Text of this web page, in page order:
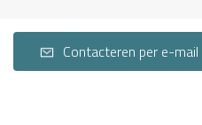
Contacteren per e-mail